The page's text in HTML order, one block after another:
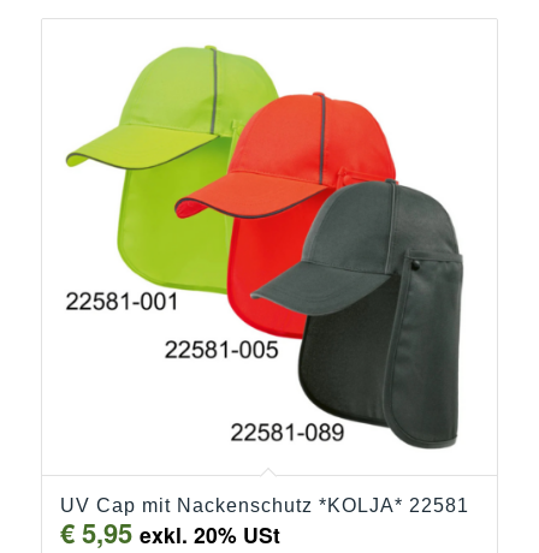
UV Cap mit Nackenschutz *KOLJA* 22581
€5,95 exkl. 20% USt